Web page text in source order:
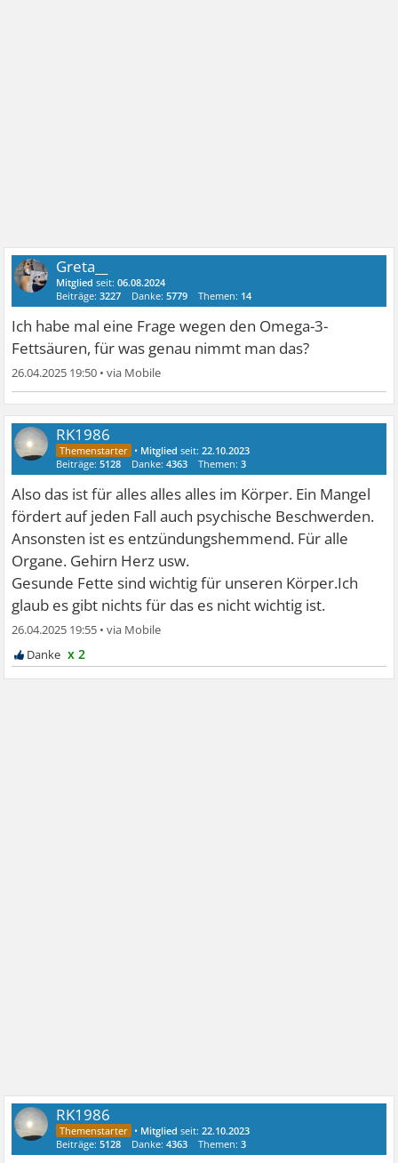
Greta__
Mitglied seit:06.08.2024
Beiträge:3227 Danke:5779 Themen: 14
Ich habe mal eine Frage wegen den Omega-3-
Fettsäuren, für was genau nimmt man das?
26.04.2025 19:50 •
RK1986
• Mitglied seit:22.10.2023
Beiträge:5128 Danke:4363 Themen:3
Also das ist für alles alles alles im Körper. Ein Mangel
fördert auf jeden Fall auch psychische Beschwerden.
Ansonsten ist es entzündungshemmend. Für alle
Organe. Gehirn Herz usw.
Gesunde Fette sind wichtig für unseren Körper.Ich
glaub es gibt nichts für das es nicht wichtig ist.
26.04.2025 19:55 •
x 2
RK1986
• Mitglied seit:22.10.2023
Beiträge:5128 Danke:4363 Themen:3